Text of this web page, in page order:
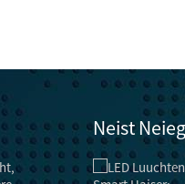
Neist
fir ...